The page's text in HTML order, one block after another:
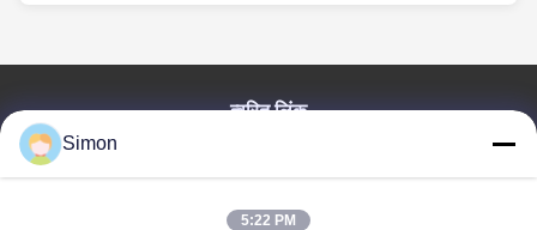
त्वरित लिंक
उत्पाद
विडियो
Simon
5:22 PM